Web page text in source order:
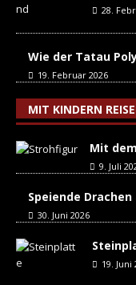
28.
Wie der Tatau
19. Februar 2026
MIT KINDERN
Mit
9. Juli
Speiende Drachen
30. Juni 2026
19. Juni